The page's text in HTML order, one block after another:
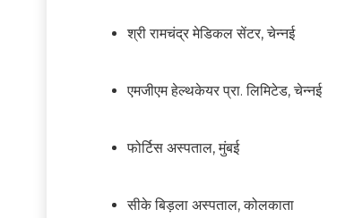
श्री रामचंद्र मेडिकल सेंटर, चेन्नई
एमजीएम हेल्थकेयर प्रा. लिमिटेड, चेन्नई
फोर्टिस अस्पताल, मुंबई
सीके बिड़ला अस्पताल, कोलकाता